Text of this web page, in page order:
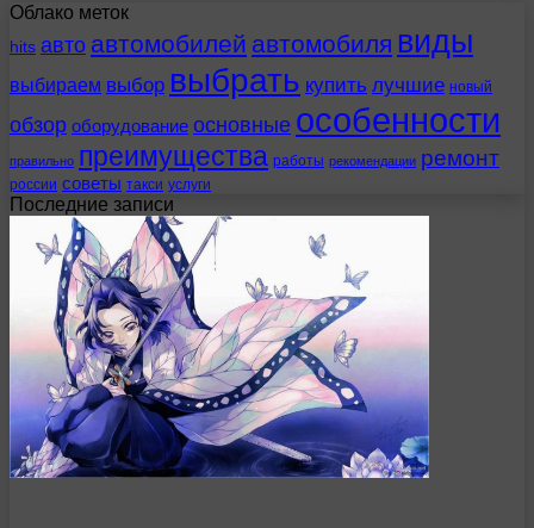
Облако меток
hits авто автомобилей автомобиля виды
выбираем выбор выбрать купить лучшие новый
обзор оборудование основные особенности
правильно преимущества работы рекомендации ремонт
россии советы такси услуги
Последние записи